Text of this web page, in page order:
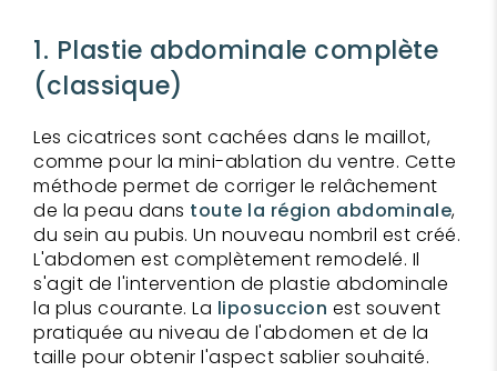
1. Plastie abdominale complète
(classique)
Les cicatrices sont cachées dans le maillot,
comme pour la mini-ablation du ventre. Cette
méthode permet de corriger le relâchement
de la peau dans toute la région abdominale,
du sein au pubis. Un nouveau nombril est créé.
L'abdomen est complètement remodelé. Il
s'agit de l'intervention de plastie abdominale
la plus courante. La liposuccion est souvent
pratiquée au niveau de l'abdomen et de la
taille pour obtenir l'aspect sablier souhaité.